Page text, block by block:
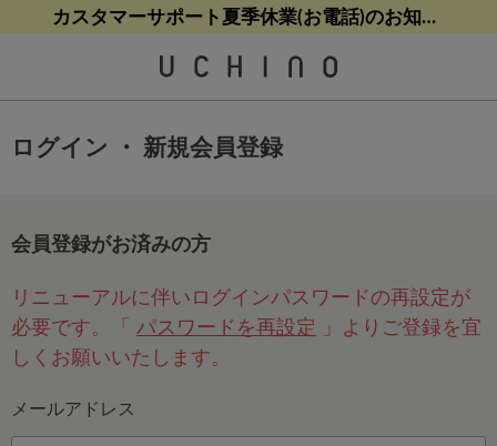
熊本地震等の影響によるお荷物配送について
【クリアランスセール】人気パジャマが追加！
カスタマーサポート夏季休業(お電話)のお知らせ
熊本地震等の影響によるお荷物配送について
【クリアランスセール】人気パジャマが追加！
ログイン ・ 新規会員登録
会員登録がお済みの方
リニューアルに伴いログインパスワードの再設定が
必要です。「 パスワードを再設定
」よりご登録を宜
しくお願いいたします。
メールアドレス